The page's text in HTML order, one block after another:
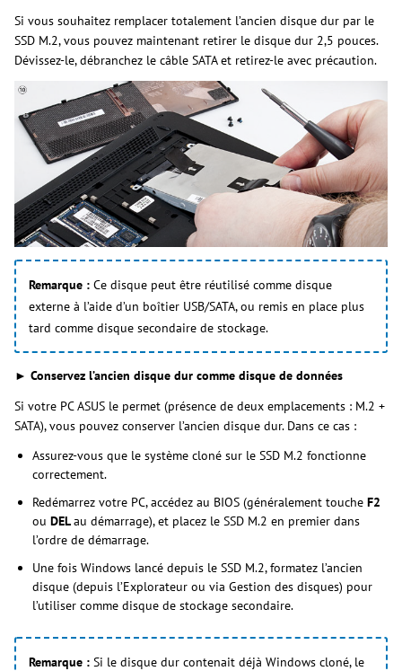
Si vous souhaitez remplacer totalement l’ancien disque dur par le
SSD M.2, vous pouvez maintenant retirer le disque dur 2,5 pouces.
Dévissez-le, débranchez le câble SATA et retirez-le avec précaution.
Remarque : Ce disque peut être réutilisé comme disque
externe à l’aide d’un boîtier USB/SATA, ou remis en place plus
tard comme disque secondaire de stockage.
► Conservez l’ancien disque dur comme disque de données
Si votre PC ASUS le permet (présence de deux emplacements : M.2 +
SATA), vous pouvez conserver l’ancien disque dur. Dans ce cas :
Assurez-vous que le système cloné sur le SSD M.2 fonctionne
correctement.
Redémarrez votre PC, accédez au BIOS (généralement touche F2
ou DELau démarrage), et placez le SSD M.2 en premier dans
l’ordre de démarrage.
Une fois Windows lancé depuis le SSD M.2, formatez l’ancien
disque (depuis l’Explorateur ou via Gestion des disques) pour
l’utiliser comme disque de stockage secondaire.
Remarque : Si le disque dur contenait déjà Windows cloné, le